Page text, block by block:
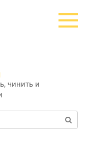
чинить и